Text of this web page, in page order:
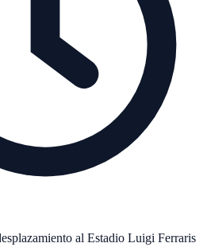
al Estadio Luigi Ferraris